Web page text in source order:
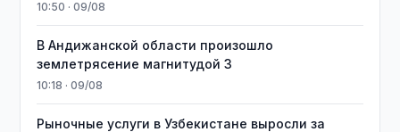
10:50 · 09/08
В Андижанской области произошло
землетрясение магнитудой 3
10:18 · 09/08
Рыночные услуги в Узбекистане выросли за